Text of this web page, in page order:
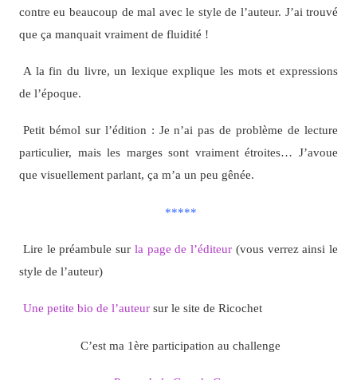
contre eu beaucoup de mal avec le style de l’auteur. J’ai trouvé
que ça manquait vraiment de fluidité !
A la fin du livre, un lexique explique les mots et expressions
de l’époque.
Petit bémol sur l’édition : Je n’ai pas de problème de lecture
particulier, mais les marges sont vraiment étroites… J’avoue
que visuellement parlant, ça m’a un peu gênée.
*****
Lire le préambule sur la page de l’éditeur (vous verrez ainsi le
style de l’auteur)
Une petite bio de l’auteursur le site de Ricochet
C’est ma 1ère participation au challenge